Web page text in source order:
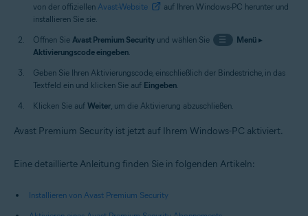
von der offiziellen Avast-Website
auf Ihren Windows-PC herunter und
installieren Sie sie.
Öffnen Sie Avast Premium Security und wählen Sie ☰ Menü▸
Aktivierungscode eingeben.
Geben Sie Ihren Aktivierungscode, einschließlich der Bindestriche, in das
Textfeld ein und klicken Sie auf Eingeben.
Klicken Sie auf Weiter, um die Aktivierung abzuschließen.
Avast Premium Security ist jetzt auf Ihrem Windows-PC aktiviert.
Eine detaillierte Anleitung finden Sie in folgenden Artikeln:
Installieren von Avast Premium Security